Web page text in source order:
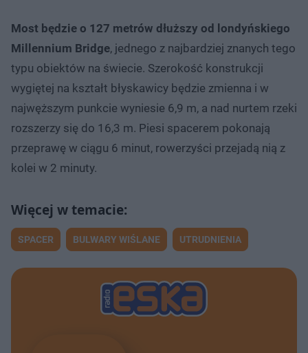
Most będzie o 127 metrów dłuższy od londyńskiego
Millennium Bridge, jednego z najbardziej znanych tego
typu obiektów na świecie. Szerokość konstrukcji
wygiętej na kształt błyskawicy będzie zmienna i w
najwęższym punkcie wyniesie 6,9 m, a nad nurtem rzeki
rozszerzy się do 16,3 m. Piesi spacerem pokonają
przeprawę w ciągu 6 minut, rowerzyści przejadą nią z
kolei w 2 minuty.
SPACER BULWARY WIŚLANE UTRUDNIENIA